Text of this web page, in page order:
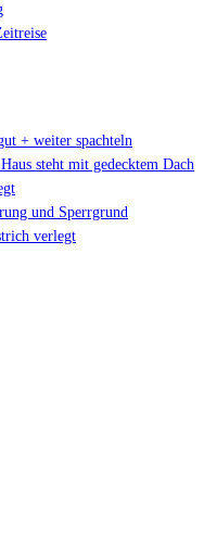
+ weiter spachteln
steht mit gedecktem Dach
und Sperrgrund
verlegt